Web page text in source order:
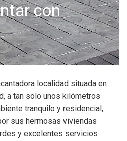
con
localidad situada en
a tan solo unos kilómetros
tranquilo y residencial,
sus hermosas viviendas
y excelentes servicios